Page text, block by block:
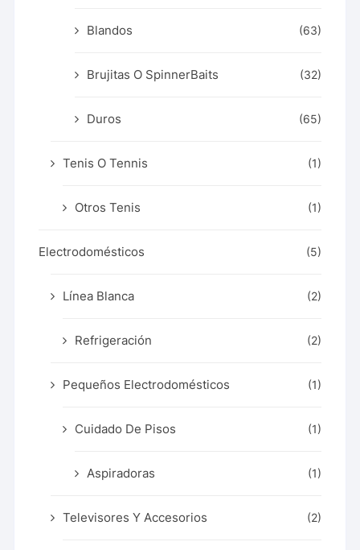
Blandos (63)
Brujitas O SpinnerBaits (32)
Duros (65)
Tenis O Tennis (1)
Otros Tenis (1)
Electrodomésticos (5)
Línea Blanca (2)
Refrigeración (2)
Pequeños Electrodomésticos (1)
Cuidado De Pisos (1)
Aspiradoras (1)
Televisores Y Accesorios (2)